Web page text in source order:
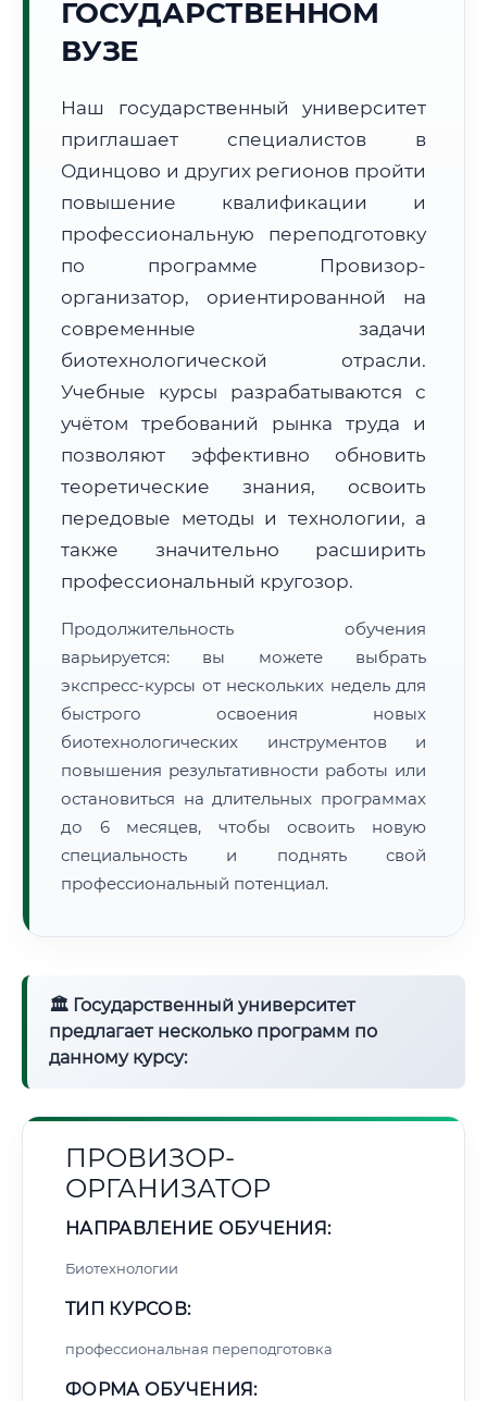
📍 Региональная справка
Субъект:
Почтовые индексы:
143000–143099
Часовой пояс:
МСК (UTC+3)
Формат учебы:
Дистанционно
🗺️ Зона обслуживания: г. Одинцово
Расчет логистики оригиналов:
~2 834 км
• Экспресс-доставка СДЭК / Почтой:4–6 рабочих дней
📜 Документы и аккредитация ФИС ФРДО
🔍Нажмите на документ для увеличения и просмотра
ГОСУДАРСТВЕННОМ
ВУЗЕ
Наш государственный университет
приглашает специалистов в
Одинцово и других регионов пройти
повышение квалификации и
профессиональную переподготовку
по программе Провизор-
организатор, ориентированной на
современные задачи
биотехнологической отрасли.
Учебные курсы разрабатываются с
учётом требований рынка труда и
позволяют эффективно обновить
теоретические знания, освоить
передовые методы и технологии, а
также значительно расширить
профессиональный кругозор.
Продолжительность обучения
варьируется: вы можете выбрать
экспресс-курсы от нескольких недель для
быстрого освоения новых
биотехнологических инструментов и
повышения результативности работы или
остановиться на длительных программах
до 6 месяцев, чтобы освоить новую
специальность и поднять свой
профессиональный потенциал.
🏛 Государственный университет
предлагает несколько программ по
данному курсу:
ПРОВИЗОР-
ОРГАНИЗАТОР
НАПРАВЛЕНИЕ ОБУЧЕНИЯ:
Биотехнологии
ТИП КУРСОВ:
профессиональная переподготовка
ФОРМА ОБУЧЕНИЯ: